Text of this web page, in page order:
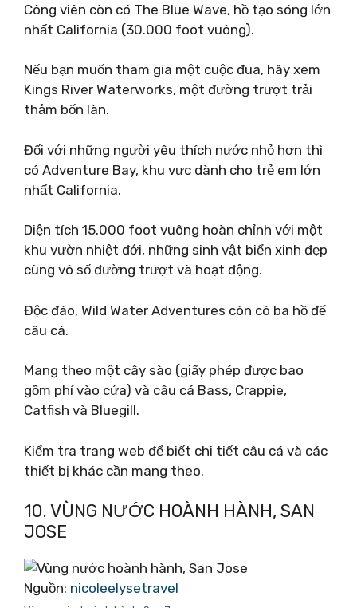
Công viên còn có The Blue Wave, hồ tạo sóng lớn
nhất California (30.000 foot vuông).
Nếu bạn muốn tham gia một cuộc đua, hãy xem
Kings River Waterworks, một đường trượt trải
thảm bốn làn.
Đối với những người yêu thích nước nhỏ hơn thì
có Adventure Bay, khu vực dành cho trẻ em lớn
nhất California.
Diện tích 15.000 foot vuông hoàn chỉnh với một
khu vườn nhiệt đới, những sinh vật biển xinh đẹp
cùng vô số đường trượt và hoạt động.
Độc đáo, Wild Water Adventures còn có ba hồ để
câu cá.
Mang theo một cây sào (giấy phép được bao
gồm phí vào cửa) và câu cá Bass, Crappie,
Catfish và Bluegill.
Kiểm tra trang web để biết chi tiết câu cá và các
thiết bị khác cần mang theo.
10. VÙNG NƯỚC HOÀNH HÀNH, SAN
JOSE
Nguồn: nicoleelysetravel